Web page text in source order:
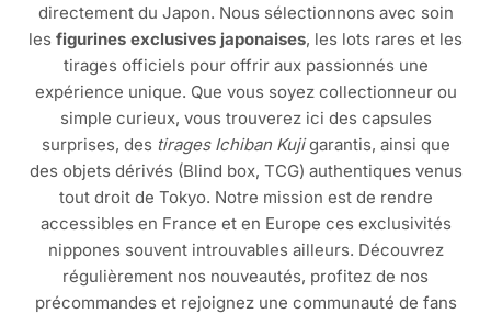
directement du Japon. Nous sélectionnons avec soin
les figurines exclusives japonaises, les lots rares et les
tirages officiels pour offrir aux passionnés une
expérience unique. Que vous soyez collectionneur ou
simple curieux, vous trouverez ici des capsules
surprises, des tirages Ichiban Kujigarantis, ainsi que
des objets dérivés (Blind box, TCG) authentiques venus
tout droit de Tokyo. Notre mission est de rendre
accessibles en France et en Europe ces exclusivités
nippones souvent introuvables ailleurs. Découvrez
régulièrement nos nouveautés, profitez de nos
précommandes et rejoignez une communauté de fans